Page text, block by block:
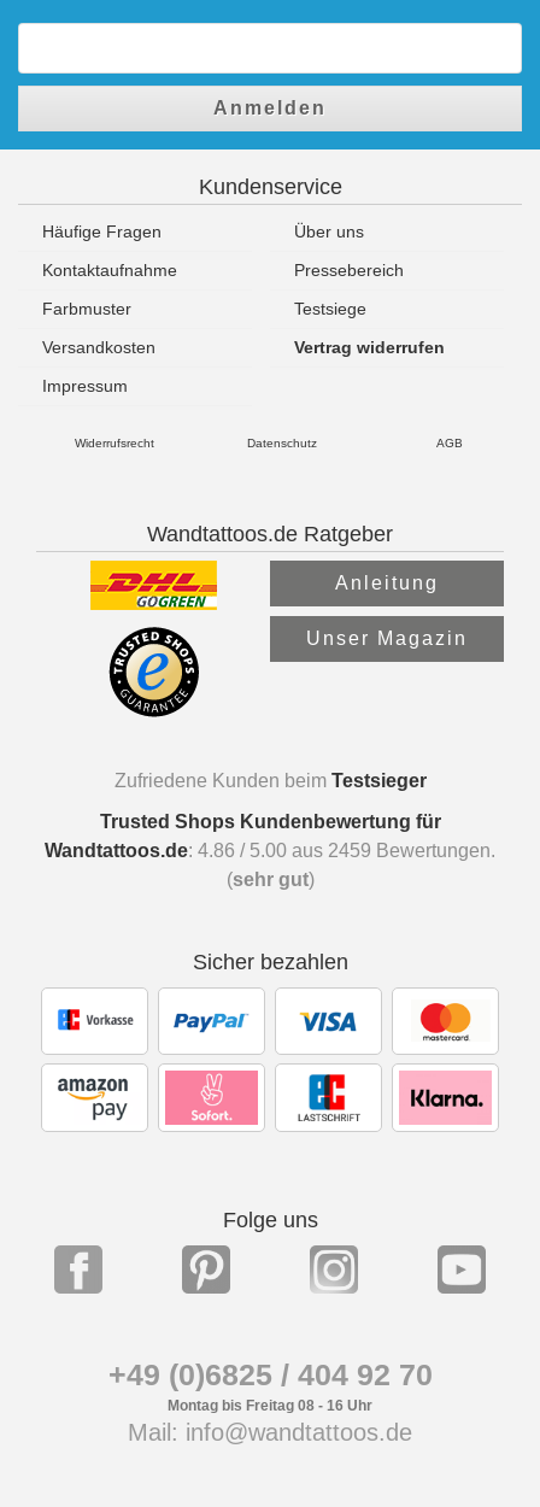
Anmelden
Kundenservice
Häufige Fragen
Über uns
Kontaktaufnahme
Pressebereich
Farbmuster
Testsiege
Versandkosten
Vertrag widerrufen
Impressum
Widerrufsrecht Datenschutz AGB
Wandtattoos.de Ratgeber
Anleitung
Unser Magazin
Zufriedene Kunden beim Testsieger
Trusted Shops Kundenbewertung für
Wandtattoos.de: 4.86 / 5.00 aus 2459 Bewertungen.
(sehr gut)
Sicher bezahlen
Folge uns
+49 (0)6825 / 404 92 70
Montag bis Freitag 08 - 16 Uhr
Mail: info@wandtattoos.de